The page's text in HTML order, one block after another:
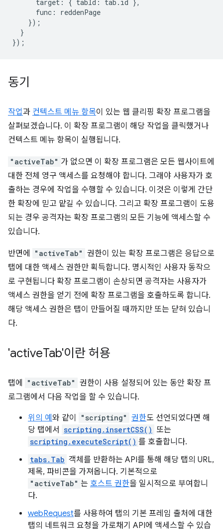
target : { tabId : tab . id
},
func :
reddenPage
});
}
});
동기
작업과 컨텍스트 메뉴 항목이 있는 웹 클리핑 확장 프로그램을
살펴보겠습니다. 이 확장 프로그램이 해당 작업을 클릭했거나
컨텍스트 메뉴 항목이 실행됩니다.
"activeTab" 가 없으면 이 확장 프로그램은 모든 웹사이트에
대한 전체 영구 액세스를 요청해야 합니다. 그래야 사용자가 호
출하는 경우에 작업을 수행할 수 있습니다. 이것은 이렇게 간단
한 확장에 믿고 맡길 수 있습니다. 그리고 확장 프로그램이 도용
되는 경우 공격자는 확장 프로그램의 모든 기능에 액세스할 수
있습니다.
반면에 "activeTab" 권한이 있는 확장 프로그램은 응답으로
탭에 대한 액세스 권한만 획득합니다. 명시적인 사용자 동작으
로 구현됩니다 확장 프로그램이 손상되면 공격자는 사용자가
액세스 권한을 얻기 전에 확장 프로그램을 호출하도록 합니다.
해당 액세스 권한은 탭이 만들어질 때까지만 또는 닫혀 있습니
다.
'activeTab'이란 허용
탭에 "activeTab" 권한이 사용 설정되어 있는 동안 확장 프
로그램에서 다음 작업을 할 수 있습니다.
위의 예 와 같이 "scripting" 권한도 선언되었다면 해
당 탭에서 scripting.insertCSS() 또는
scripting.executeScript() 를 호출합니다.
tabs.Tab 객체를 반환하는 API를 통해 해당 탭의 URL,
제목, 파비콘을 가져옵니다. 기본적으로
"activeTab" 는 호스트 권한을 일시적으로 부여합니
다.
webRequest를 사용하여 탭의 기본 프레임 출처에 대한
탭의 네트워크 요청을 가로채기 API에 액세스할 수 있습